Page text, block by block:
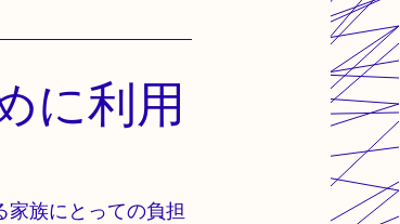
に利用
族にとっての負担